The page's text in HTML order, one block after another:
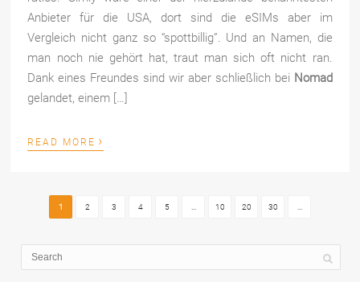
Anbieter für die USA, dort sind die eSIMs aber im
Vergleich nicht ganz so “spottbillig”. Und an Namen, die
man noch nie gehört hat, traut man sich oft nicht ran.
Dank eines Freundes sind wir aber schließlich bei Nomad
gelandet, einem […]
READ MORE ›
1 2 3 4 5 10 20 30